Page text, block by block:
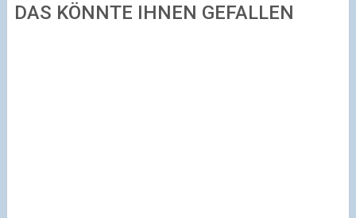
DAS KÖNNTE IHNEN GEFALLEN